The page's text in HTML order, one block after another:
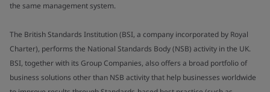
the same management system.
The British Standards Institution (BSI, a company incorporated by Royal
Charter), performs the National Standards Body (NSB) activity in the UK.
BSI, together with its Group Companies, also offers a broad portfolio of
business solutions other than NSB activity that help businesses worldwide